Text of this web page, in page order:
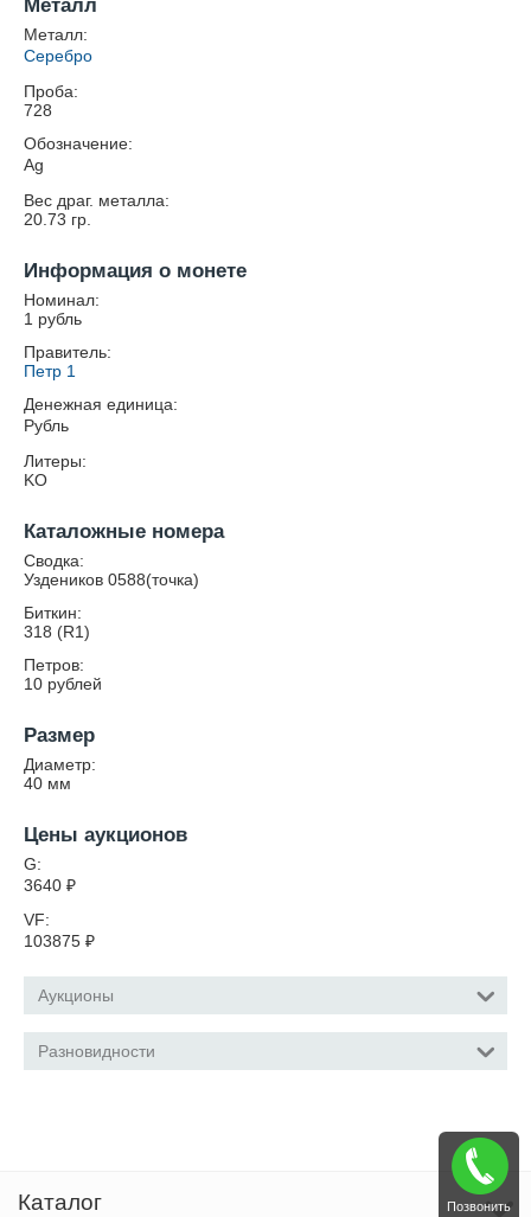
Металл
Металл:
Серебро
Проба:
728
Обозначение:
Ag
Вес драг. металла:
20.73 гр.
Информация о монете
Номинал:
1 рубль
Правитель:
Петр 1
Денежная единица:
Рубль
Литеры:
KO
Каталожные номера
Сводка:
Уздеников 0588(точка)
Биткин:
318 (R1)
Петров:
10 рублей
Размер
Диаметр:
40 мм
Цены аукционов
G:
3640 ₽
VF:
103875 ₽
Аукционы
Разновидности
Каталог Позвонить